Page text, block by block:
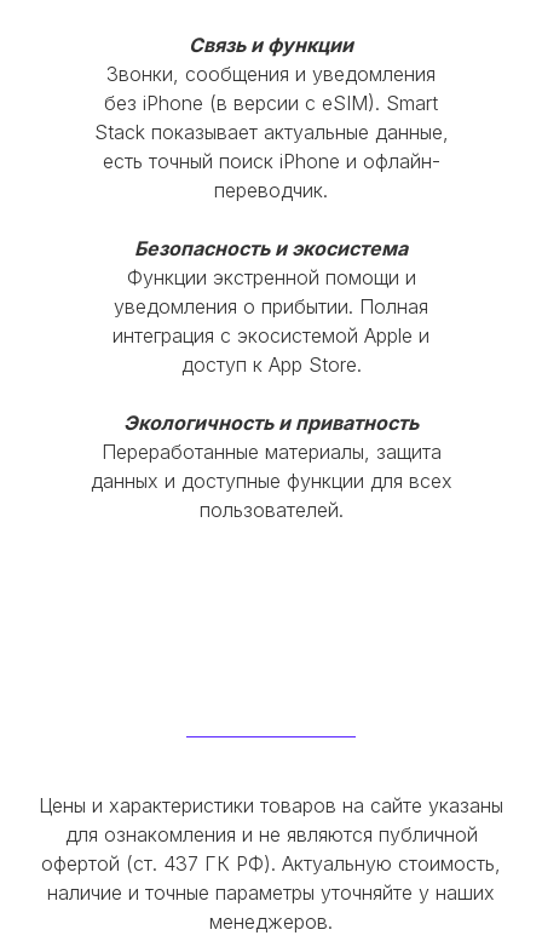
Связь и функции
Звонки, сообщения и уведомления
без iPhone (в версии с eSIM). Smart
Stack показывает актуальные данные,
есть точный поиск iPhone и офлайн-
переводчик.
Безопасность и экосистема
Функции экстренной помощи и
уведомления о прибытии. Полная
интеграция с экосистемой Apple и
доступ к App Store.
Экологичность и приватность
Переработанные материалы, защита
данных и доступные функции для всех
пользователей.
Цены и характеристики товаров на сайте указаны
для ознакомления и не являются публичной
офертой (ст. 437 ГК РФ). Актуальную стоимость,
наличие и точные параметры уточняйте у наших
менеджеров.
Пользовательское соглашение
Политика конфиденциальности
© 2016 Mobi-Geek. Все права защищены
Сб-Вс и праздничные дни - выходные